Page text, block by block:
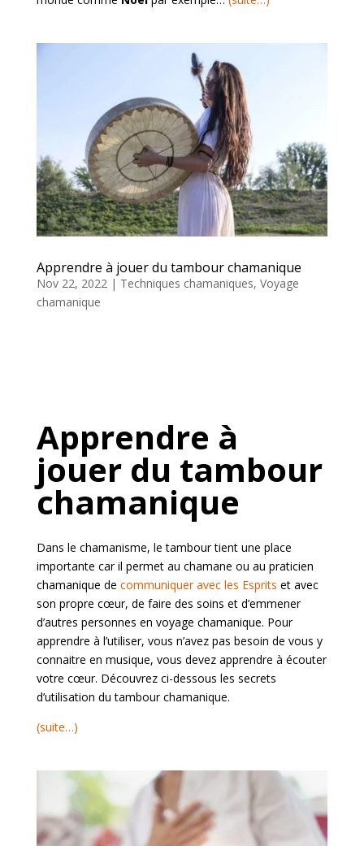
Apprendre à jouer du tambour chamanique
Nov 22, 2022| Techniques chamaniques, Voyage
chamanique
Apprendre à
jouer du tambour
chamanique
Dans le chamanisme, le tambour tient une place
importante car il permet au chamane ou au praticien
chamanique de communiquer avec les Esprits et avec
son propre cœur, de faire des soins et d’emmener
d’autres personnes en voyage chamanique. Pour
apprendre à l’utiliser, vous n’avez pas besoin de vous y
connaitre en musique, vous devez apprendre à écouter
votre cœur. Découvrez ci-dessous les secrets
d’utilisation du tambour chamanique.
(suite…)